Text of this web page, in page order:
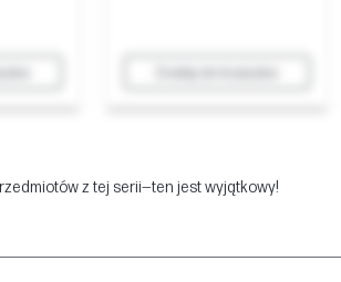
z tej serii—ten jest wyjątkowy!